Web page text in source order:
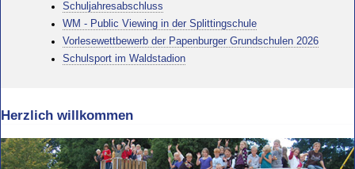
Schuljahresabschluss
WM - Public Viewing in der Splittingschule
Vorlesewettbewerb der Papenburger Grundschulen 2026
Schulsport im Waldstadion
Herzlich willkommen